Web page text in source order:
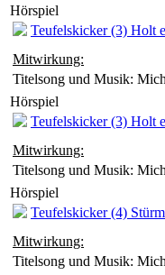
Hörspiel
Teufelskicker (3) Holt
Mitwirkung:
Titelsong und Musik:
Hörspiel
Teufelskicker (3) Holt
Mitwirkung:
Titelsong und Musik:
Hörspiel
Teufelskicker (4)
Mitwirkung:
Titelsong und Musik: